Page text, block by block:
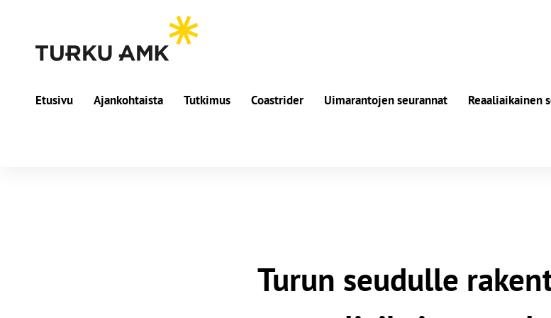
Etusivu Ajankohtaista Tutkimus Coastrider Uimarantojen seurannat Reaaliaikainen
Turun seudulle